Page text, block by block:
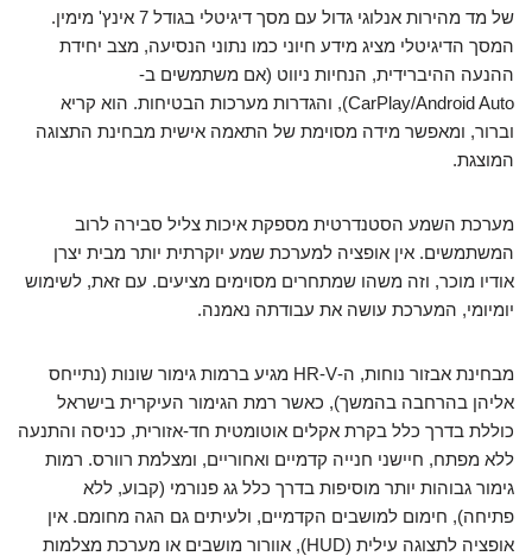
של מד מהירות אנלוגי גדול עם מסך דיגיטלי בגודל 7 אינץ' מימין.
המסך הדיגיטלי מציג מידע חיוני כמו נתוני הנסיעה, מצב יחידת
ההנעה ההיברידית, הנחיות ניווט (אם משתמשים ב-
CarPlay/Android Auto), והגדרות מערכות הבטיחות. הוא קריא
וברור, ומאפשר מידה מסוימת של התאמה אישית מבחינת התצוגה
המוצגת.
מערכת השמע הסטנדרטית מספקת איכות צליל סבירה לרוב
המשתמשים. אין אופציה למערכת שמע יוקרתית יותר מבית יצרן
אודיו מוכר, וזה משהו שמתחרים מסוימים מציעים. עם זאת, לשימוש
יומיומי, המערכת עושה את עבודתה נאמנה.
מבחינת אבזור נוחות, ה-HR-V מגיע ברמות גימור שונות (נתייחס
אליהן בהרחבה בהמשך), כאשר רמת הגימור העיקרית בישראל
כוללת בדרך כלל בקרת אקלים אוטומטית חד-אזורית, כניסה והתנעה
ללא מפתח, חיישני חנייה קדמיים ואחוריים, ומצלמת רוורס. רמות
גימור גבוהות יותר מוסיפות בדרך כלל גג פנורמי (קבוע, ללא
פתיחה), חימום למושבים הקדמיים, ולעיתים גם הגה מחומם. אין
אופציה לתצוגה עילית (HUD), אוורור מושבים או מערכת מצלמות